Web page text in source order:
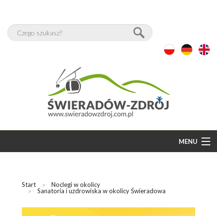
MENU
BAZA NOCLEGÓW
WOLNE POKOJE
Start
Noclegi w okolicy
Sanatoria i uzdrowiska w okolicy Świeradowa